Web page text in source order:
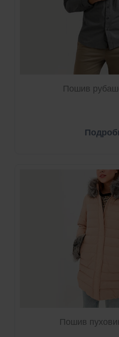
Пошив
Пошив